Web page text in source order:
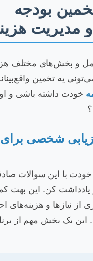
بودجه
و مدیریت
و بخش‌های مختلف
یه تخمین
خودت داشته باشی و
شخصی برای
با این سوالات
یادداشت کن. این بهت
از نیازها و هزینه‌های
این یک بخش مهم از